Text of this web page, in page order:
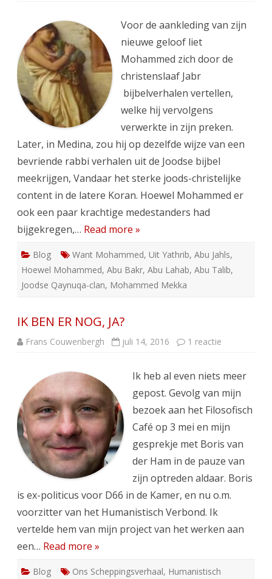
ISLAM
(VERVOLG)
Voor de aankleding van zijn
nieuwe geloof liet
Mohammed zich door de
christenslaaf Jabr
bijbelverhalen vertellen,
welke hij vervolgens
verwerkte in zijn preken.
Later, in Medina, zou hij op dezelfde wijze van een
bevriende rabbi verhalen uit de Joodse bijbel
meekrijgen, Vandaar het sterke joods-christelijke
content in de latere Koran. Hoewel Mohammed er
ook een paar krachtige medestanders had
bijgekregen,… Read more »
Blog Want Mohammed, Uit Yathrib, Abu Jahls,
Hoewel Mohammed, Abu Bakr, Abu Lahab, Abu Talib,
Joodse Qaynuqa-clan, Mohammed Mekka
IK BEN ER NOG, JA?
Frans Couwenbergh juli 14, 2016 1 reactie
NOG,
Ik heb al even niets meer
gepost. Gevolg van mijn
bezoek aan het Filosofisch
Café op 3 mei en mijn
gesprekje met Boris van
der Ham in de pauze van
zijn optreden aldaar. Boris
is ex-politicus voor D66 in de Kamer, en nu o.m.
voorzitter van het Humanistisch Verbond. Ik
vertelde hem van mijn project van het werken aan
een… Read more »
Blog Ons Scheppingsverhaal, Humanistisch